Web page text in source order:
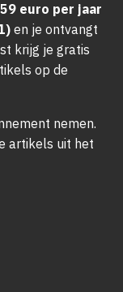
euro per jaar
en je ontvangt
krijg je gratis
op de
nemen.
artikels uit het